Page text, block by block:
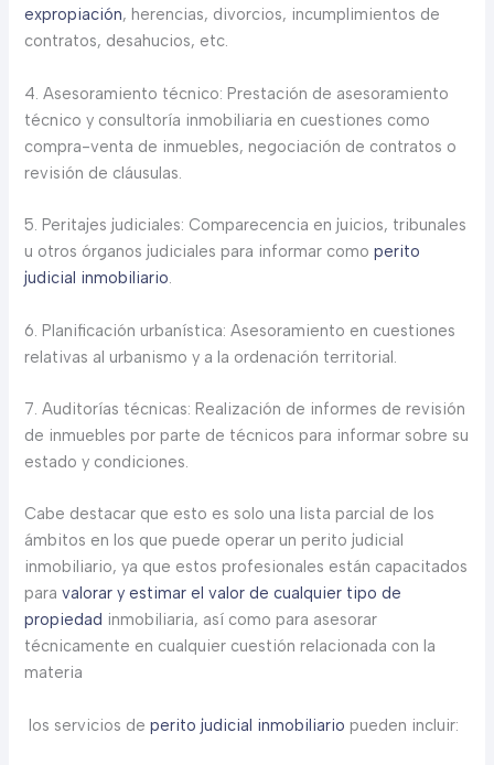
expropiación, herencias, divorcios, incumplimientos de
contratos, desahucios, etc.
4. Asesoramiento técnico: Prestación de asesoramiento
técnico y consultoría inmobiliaria en cuestiones como
compra-venta de inmuebles, negociación de contratos o
revisión de cláusulas.
5. Peritajes judiciales: Comparecencia en juicios, tribunales
u otros órganos judiciales para informar comoperito
judicial inmobiliario.
6. Planificación urbanística: Asesoramiento en cuestiones
relativas al urbanismo y a la ordenación territorial.
7. Auditorías técnicas: Realización de informes de revisión
de inmuebles por parte de técnicos para informar sobre su
estado y condiciones.
Cabe destacar que esto es solo una lista parcial de los
ámbitos en los que puede operar un perito judicial
inmobiliario, ya que estos profesionales están capacitados
paravalorar y estimar el valor de cualquier tipo de
propiedad inmobiliaria, así como para asesorar
técnicamente en cualquier cuestión relacionada con la
materia
los servicios deperito judicial inmobiliario pueden incluir: